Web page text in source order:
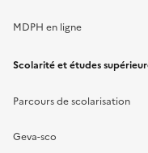
MDPH en ligne
Scolarité et études
Parcours de scolarisation
Geva-sco